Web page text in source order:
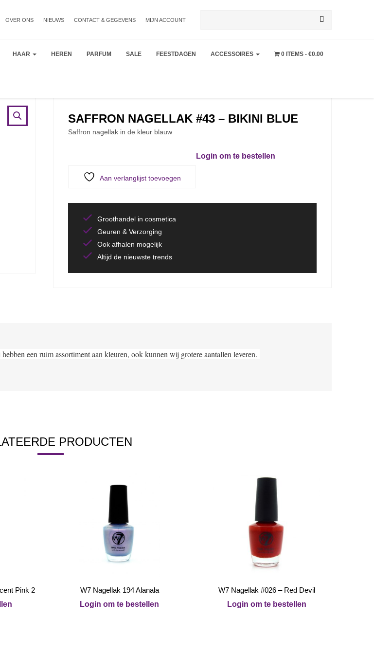
OVER ONS NIEUWS CONTACT & GEGEVENS MIJN ACCOUNT
naar:
HAAR HEREN PARFUM SALE FEESTDAGEN ACCESSOIRES 0 ITEMS €0.00
SAFFRON NAGELLAK #43 – BIKINI BLUE
Saffron nagellak in de kleur blauw
Aan verlanglijst toevoegen
Login om te bestellen
Groothandel in cosmetica
Geuren & Verzorging
Ook afhalen mogelijk
Altijd de nieuwste trends
een ruim assortiment aan kleuren, ook kunnen wij grotere aantallen leveren.
PRODUCTEN
Pink 2
W7 Nagellak 194 Alanala
Login om te bestellen
W7 Nagellak #026 – Red Devil
Login om te bestellen